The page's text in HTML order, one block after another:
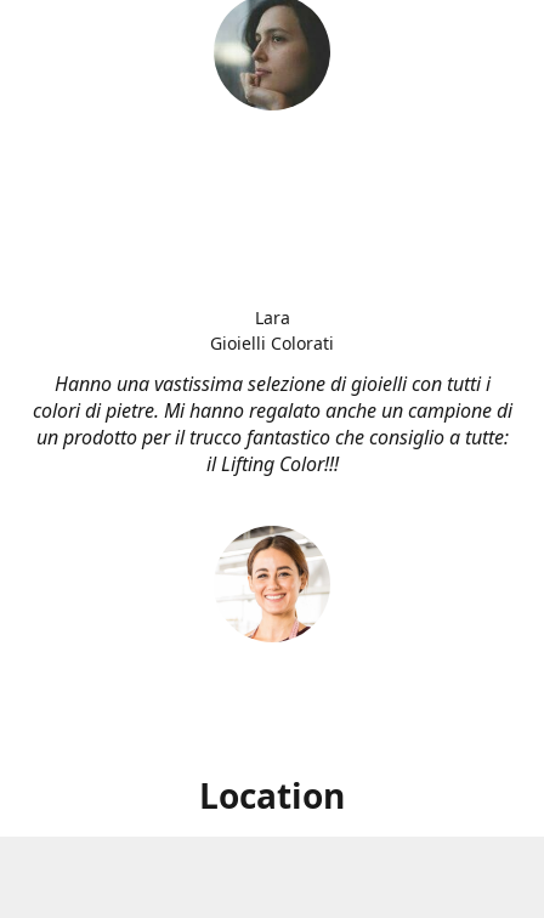
Hanno una vastissima selezione di gioielli con tutti i
colori di pietre. Mi hanno regalato anche un campione di
un prodotto per il trucco fantastico che consiglio a tutte:
il Lifting Color!!!
Lara
Gioielli Colorati
Location